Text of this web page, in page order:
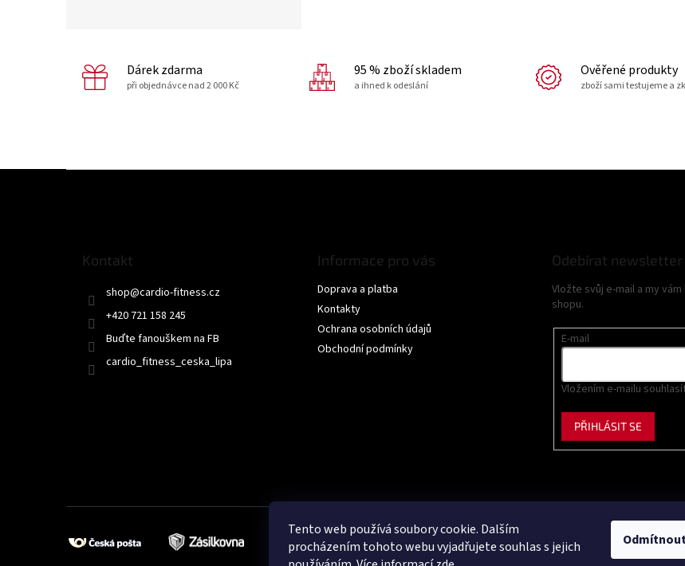
Tento web používá soubory cookie. Dalším
procházením tohoto webu vyjadřujete souhlas s jejich
Dárek zdarma
při objednávce nad 2 000 Kč
95 % zboží skladem
a ihned k odeslání
Ověřené produkty
zboží sami testujeme a
Kontakt
shop@cardio-fitness.cz
+420 721 158 245
Buďte fanouškem na FB
cardio_fitness_ceska_lipa
Informace pro vás
Doprava a platba
Kontakty
Ochrana osobních údajů
Obchodní podmínky
Odebírat newsletter
Vložte svůj e-mail a my
shopu.
E-mail
Vložením e-mailu
PŘIHLÁSIT SE